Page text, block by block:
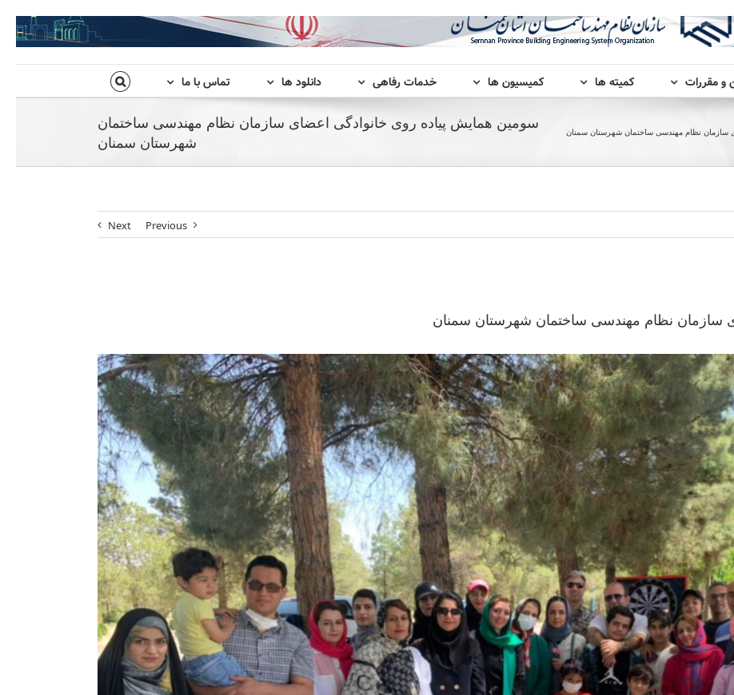
و مقررات کمیته ها کمیسیون ها خدمات رفاهی دانلود ها تماس با ما
سومین همایش پیاده روی خانوادگی اعضای سازمان نظام مهندسی ساختمان
شهرستان سمنان
سازمان نظام مهندسی ساختمان شهرستان سمنان
Previous
Next
سازمان نظام مهندسی ساختمان شهرستان سمنان